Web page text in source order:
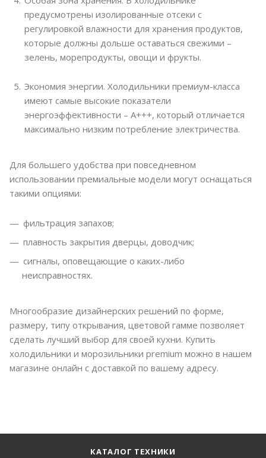
предусмотрены изолированные отсеки с
регулировкой влажности для хранения продуктов,
которые должны дольше оставаться свежими –
зелень, морепродукты, овощи и фрукты.
Экономия энергии. Холодильники премиум-класса
имеют самые высокие показатели
энергоэффективности – А+++, который отличается
максимально низким потребление электричества.
Для большего удобства при повседневном
использовании премиальные модели могут оснащаться
такими опциями:
фильтрация запахов;
плавность закрытия дверцы, доводчик;
сигналы, оповещающие о каких-либо
неисправностях.
Многообразие дизайнерских решений по форме,
размеру, типу открывания, цветовой гамме позволяет
сделать лучший выбор для своей кухни. Купить
холодильники и морозильники premium можно в нашем
магазине онлайн с доставкой по вашему адресу.
КАТАЛОГ ТЕХНИКИ